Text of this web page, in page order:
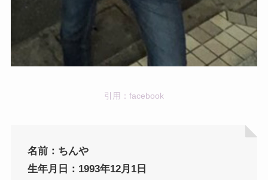
引用：facebook
名前：ちんや
生年月日：1993年12月1日